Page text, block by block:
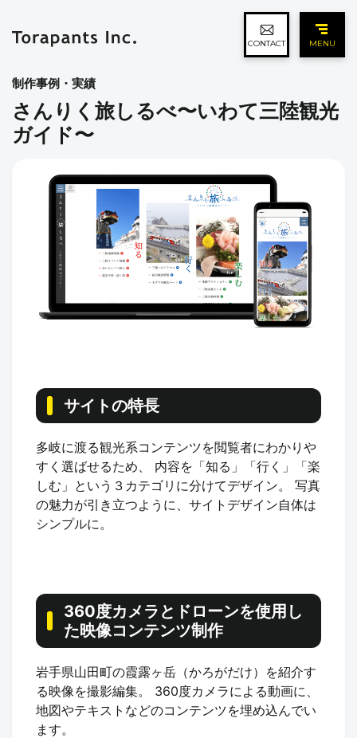
MENU
CONTACT
制作事例・実績
さんりく旅しるべ〜いわて三陸観光
ガイド〜
サイトの特長
多岐に渡る観光系コンテンツを閲覧者にわかりや
すく選ばせるため、 内容を「知る」「行く」「楽
しむ」という３カテゴリに分けてデザイン。 写真
の魅力が引き立つように、サイトデザイン自体は
シンプルに。
360度カメラとドローンを使用し
た映像コンテンツ制作
岩手県山田町の霞露ヶ岳（かろがだけ）を紹介す
る映像を撮影編集。 360度カメラによる動画に、
地図やテキストなどのコンテンツを埋め込んでい
ます。